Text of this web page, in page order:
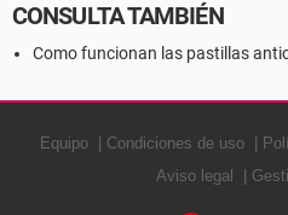
CONSULTA TAMBIÉN
Como funcionan las pastillas
Equipo Condiciones de uso
Aviso legal